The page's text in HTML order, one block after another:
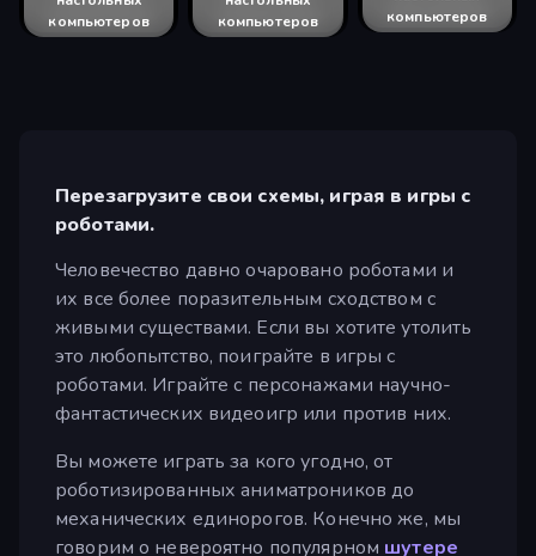
компьютеров
компьютеров
компьютеров
компьютеров
компьютеров
компьютеров
компьютеров
компьютеров
Перезагрузите свои схемы, играя в игры с
роботами.
Человечество давно очаровано роботами и
их все более поразительным сходством с
живыми существами. Если вы хотите утолить
это любопытство, поиграйте в игры с
роботами. Играйте с персонажами научно-
фантастических видеоигр или против них.
Вы можете играть за кого угодно, от
роботизированных аниматроников до
механических единорогов. Конечно же, мы
говорим о невероятно популярном шутере